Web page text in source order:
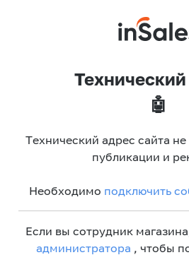
🤖
Технический адрес сайта
публикации и
Необходимо подключить
Если вы сотрудник
администратора , чтобы